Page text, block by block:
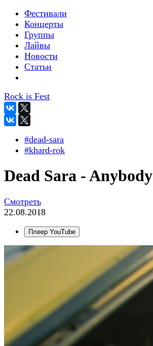
Фестивали
Концерты
Группы
Лайвы
Новости
Статьи
Rock is Fest
#dead-sara
#khard-rok
Dead Sara - Anybody
Смотреть
22.08.2018
Плеер YouTube